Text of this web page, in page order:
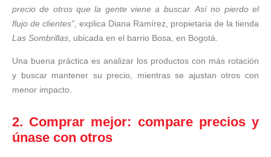
precio de otros que la gente viene a buscar. Así no pierdo el
flujo de clientes”, explica Diana Ramírez, propietaria de la tienda
Las Sombrillas , ubicada en el barrio Bosa, en Bogotá.
Una buena práctica es analizar los productos con más rotación
y buscar mantener su precio, mientras se ajustan otros con
menor impacto.
2. Comprar mejor: compare precios y
únase con otros